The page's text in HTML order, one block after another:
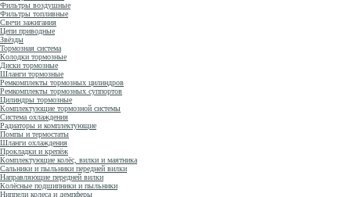
Фильтры воздушные
Фильтры топливные
Свечи зажигания
Цепи приводные
Звёзды
Тормозная система
Колодки тормозные
Диски тормозные
Шланги тормозные
Ремкомплекты тормозных цилиндров
Ремкомплекты тормозных суппортов
Цилиндры тормозные
Комплектующие тормозной системы
Система охлаждения
Радиаторы и комплектующие
Помпы и термостаты
Шланги охлаждения
Прокладки и крепёж
Комплектующие колёс, вилки и маятника
Сальники и пыльники передней вилки
Направляющие передней вилки
Колёсные подшипники и пыльники
Ниппели колеса и демпферы